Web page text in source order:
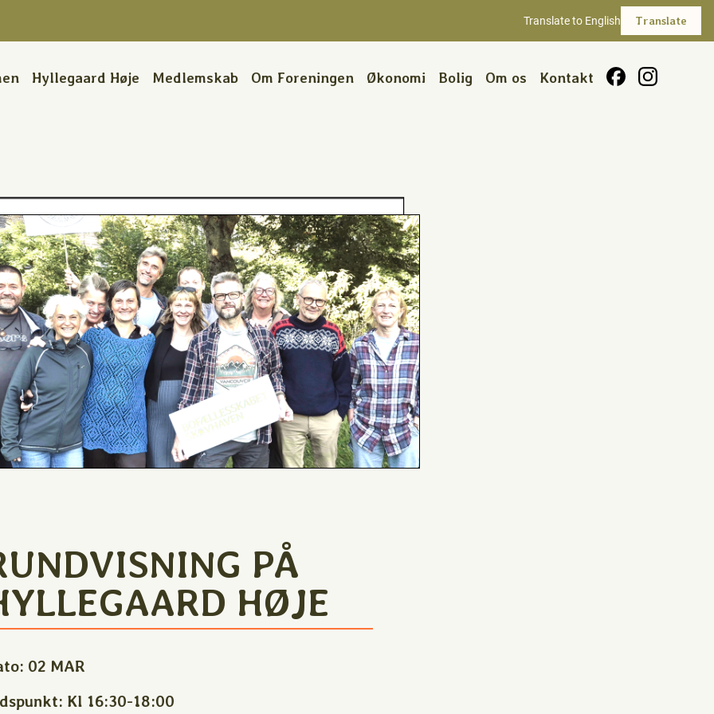
Translate to English Translate
Hyllegaard Høje Medlemskab Om Foreningen Økonomi Bolig Om os Kontakt
PÅ
HØJE
02 MAR
Kl 16:30-18:00